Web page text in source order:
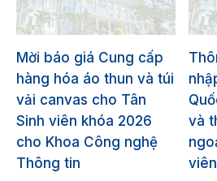
Mời báo giá Cung cấp
hàng hóa áo thun và túi
vải canvas cho Tân
Sinh viên khóa 2026
cho Khoa Công nghệ
Thông tin
và